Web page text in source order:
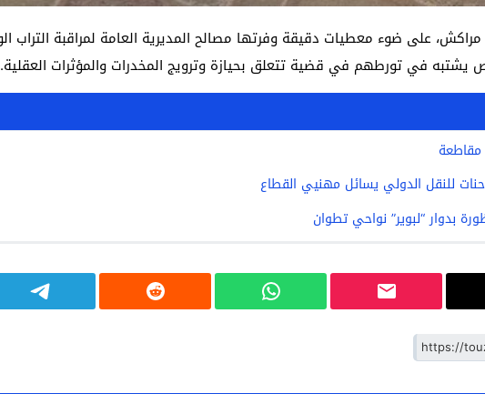
يشتبه في تورطهم في قضية تتعلق بحيازة وترويج المخدرات والمؤثرات العقلية.
مقاطعة
للنقل الدولي يسائل مهنيي القطاع
بدوار “لبوير” نواحي تطوان